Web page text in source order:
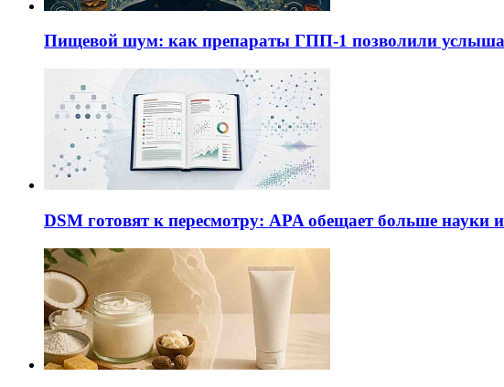
Пищевой шум: как препараты ГПП-1 позволили
DSM готовят к пересмотру: APA обещает больше науки